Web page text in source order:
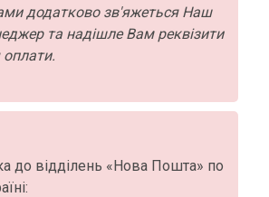
додатково зв'яжеться Наш
та надішле Вам реквізити
до відділень «Нова Пошта» по